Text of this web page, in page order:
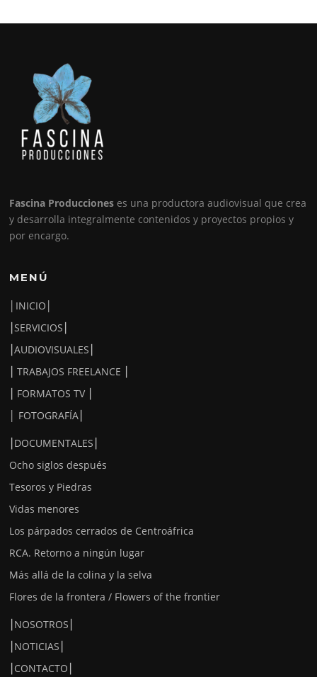
Fascina Producciones es una productora audiovisual que crea
y desarrolla integralmente contenidos y proyectos propios y
por encargo.
MENÚ
│INICIO│
⎮SERVICIOS⎮
⎮AUDIOVISUALES⎮
⎮ TRABAJOS FREELANCE ⎮
⎮ FORMATOS TV ⎮
│ FOTOGRAFÍA⎮
⎮DOCUMENTALES⎮
Ocho siglos después
Tesoros y Piedras
Vidas menores
Los párpados cerrados de Centroáfrica
RCA. Retorno a ningún lugar
Más allá de la colina y la selva
Flores de la frontera / Flowers of the frontier
⎮NOSOTROS⎮
⎮NOTICIAS⎮
⎮CONTACTO⎮